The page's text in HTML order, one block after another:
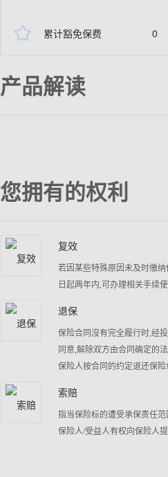
 累计豁免保费 0
产品解读
您拥有的权利
复效
若因某些特殊原因未及时缴
日起两年内,可办理相关手续使
退保
保险合同沒有完全履行时,经
同意,解除双方由合同确定的
保险人按合同的约定退还保险
索赔
指当保险标的遭受承保责任
保险人/受益人有权向保险人提